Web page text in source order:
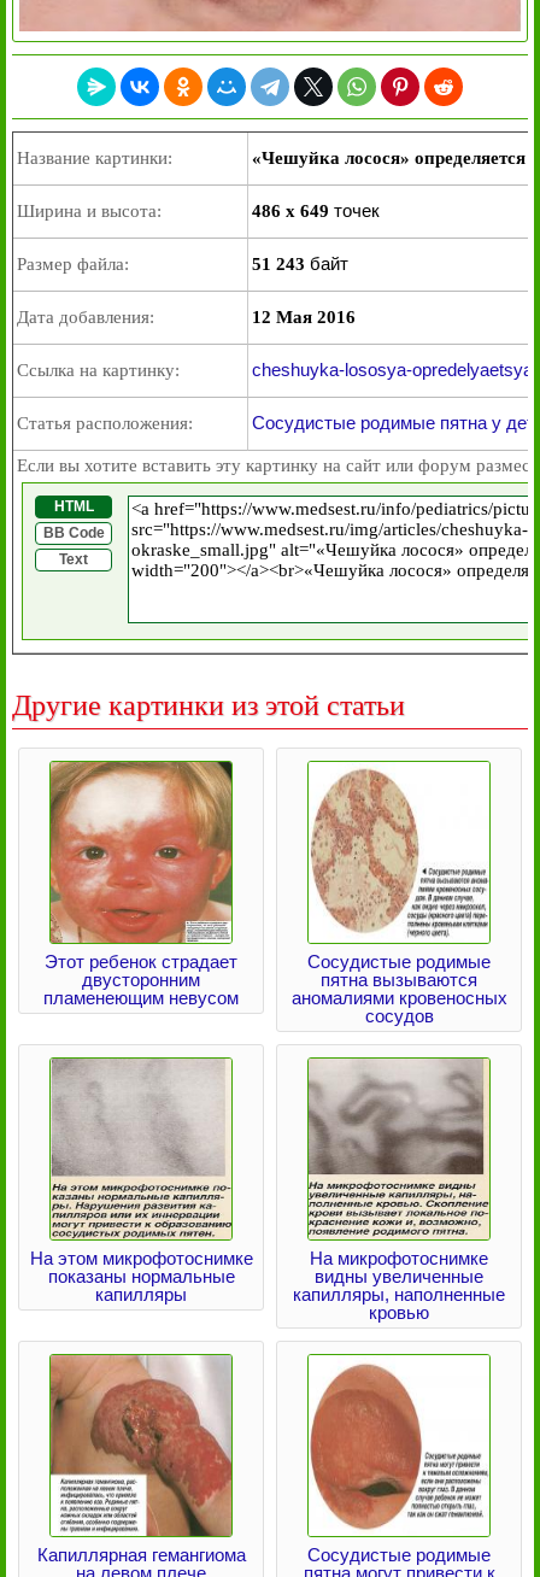
Название картинки: «Чешуйка лосося» определяется
Ширина и высота: 486 x 649 точек
Размер файла: 51 243 байт
Дата добавления: 12 Мая 2016
Ссылка на картинку: cheshuyka-lososya-
Статья расположения: Сосудистые родимые пятна у
Если вы хотите вставить эту картинку на сайт или форум
HTML
BB Code
Text
Другие картинки из этой статьи
Этот ребенок страдает
двусторонним
пламенеющим невусом
Сосудистые родимые
пятна вызываются
аномалиями кровеносных
сосудов
На этом микрофотоснимке
показаны нормальные
капилляры
На микрофотоснимке
видны увеличенные
капилляры, наполненные
кровью
Капиллярная гемангиома
на левом плече
Сосудистые родимые
пятна могут привести к